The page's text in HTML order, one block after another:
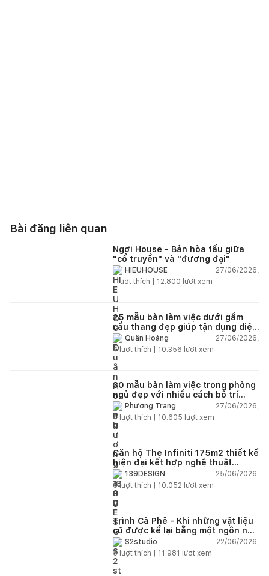
Bài đăng liên quan
Ngơi House - Bản hòa tấu giữa
"cổ truyền" và "đương đại"
HIEUHOUSE
27/06/2026,
1lượt thích | 12.800 lượt xem
25 mẫu bàn làm việc dưới gầm
cầu thang đẹp giúp tận dụng diện
tích tưởng chừng bị bỏ quên
Quân Hoàng
27/06/2026,
4lượt thích | 10.356 lượt xem
30 mẫu bàn làm việc trong phòng
ngủ đẹp với nhiều cách bố trí
thông minh cho mọi diện tích
Phương Trang
27/06/2026,
4 lượt thích | 10.605 lượt xem
Căn hộ The Infiniti 175m2 thiết kế
hiện đại kết hợp nghệ thuật
Modern Art đầy cảm xúc
139DESIGN
25/06/2026,
6lượt thích | 10.052 lượt xem
Trình Cà Phê - Khi những vật liệu
cũ được kể lại bằng một ngôn ngữ
thiết kế mới
S2studio
22/06/2026,
5 lượt thích | 11.981 lượt xem